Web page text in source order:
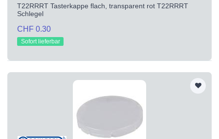
T22RRRT Tasterkappe flach, transparent rot T22RRRT
Schlegel
CHF 0.30
Sofort lieferbar